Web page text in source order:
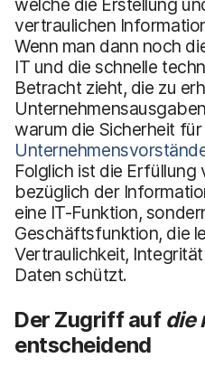
welche die Erstellung
vertraulichen
Wenn man dann noch
IT und die schnelle
Betracht zieht, die zu
warum die Sicherheit für
Folglich ist die
bezüglich der
eine IT-Funktion,
Geschäftsfunktion, die
Vertraulichkeit,
Daten schützt.
Der Zugriff auf die
entscheidend